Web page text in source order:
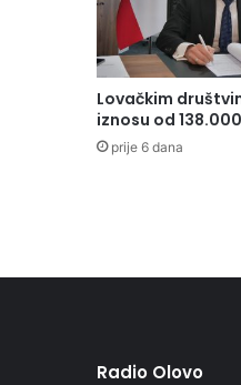
Lovačkim
iznosu od
prije 6 dana
Radio Olovo